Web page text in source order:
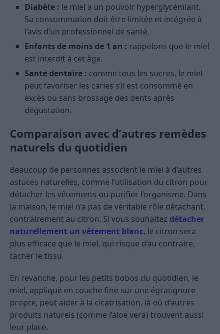
Diabète : le miel a un pouvoir hyperglycémiant.
Sa consommation doit être limitée et intégrée à
l’avis d’un professionnel de santé.
Enfants de moins de 1 an : rappelons que le miel
est interdit à cet âge.
Santé dentaire : comme tous les sucres, le miel
peut favoriser les caries s’il est consommé en
excès ou sans brossage des dents après
dégustation.
Comparaison avec d’autres remèdes
naturels du quotidien
Beaucoup de personnes associent le miel à d’autres
astuces naturelles, comme l’utilisation du citron pour
détacher les vêtements ou purifier l’organisme. Dans
la maison, le miel n’a pas de véritable rôle détachant,
contrairement au citron. Si vous souhaitez détacher
naturellement un vêtement blanc, le citron sera
plus efficace que le miel, qui risque d’au contraire,
tacher le tissu.
En revanche, pour les petits bobos du quotidien, le
miel, appliqué en couche fine sur une égratignure
propre, peut aider à la cicatrisation, là où d’autres
produits naturels (comme l’aloe vera) trouvent aussi
leur place.